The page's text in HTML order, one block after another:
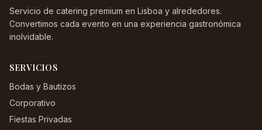
Servicio de catering premium en Lisboa y alrededores.
Convertimos cada evento en una experiencia gastronómica
inolvidable.
SERVICIOS
Bodas y Bautizos
Corporativo
Fiestas Privadas